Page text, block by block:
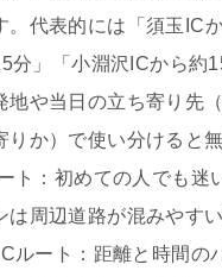
。代表的には「須玉IC
分」「小淵沢ICから約
地や当日の立ち寄り先
りか）で使い分けると
ト：初めての人でも迷
は周辺道路が混みやす
ルート：距離と時間の